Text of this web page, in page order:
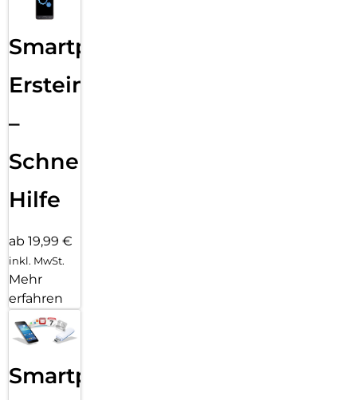
Smartphone
Ersteinrichtung
–
Schnelle
Hilfe
ab 19,99 €
inkl. MwSt.
Mehr
erfahren
Smartphone